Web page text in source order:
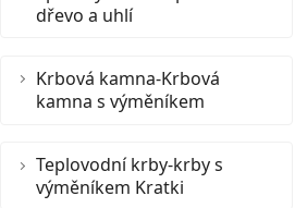
dřevo a uhlí
Krbová kamna-Krbová
kamna s výměníkem
Teplovodní krby-krby s
výměníkem Kratki